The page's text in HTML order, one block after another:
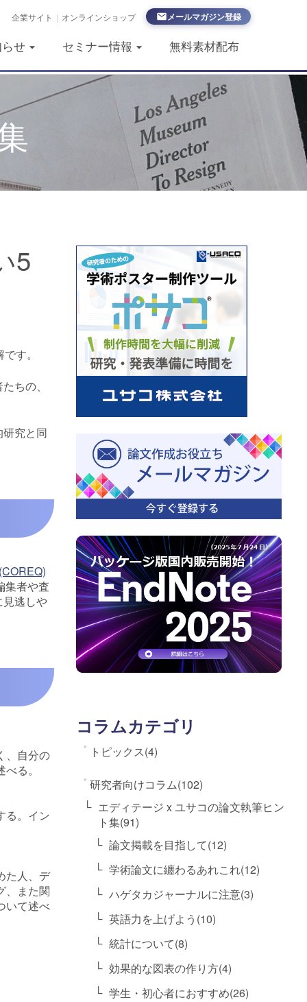
企業サイト | オンラインショップ メールマガジン登録
せ セミナー情報 無料素材配布
5
す。
ちの、
究と同
集者や査
逃しや
、自分の
る。
る。イン
た人、デ
、また関
いて述べ
コラムカテゴリ
トピックス(4)
研究者向けコラム(102)
エディテージ x ユサコの論文執筆ヒン
ト集(91)
論文掲載を目指して(12)
学術論文に纏わるあれこれ(12)
ハゲタカジャーナルに注意(3)
英語力を上げよう(10)
統計について(8)
効果的な図表の作り方(4)
学生・初心者におすすめ(26)